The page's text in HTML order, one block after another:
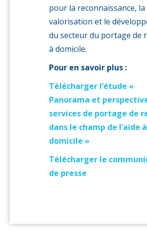
pour la reconnaissance, la
valorisation et le
du secteur du portage de
à domicile.
Pour en savoir plus :
Télécharger l’étude «
Panorama et
services de portage de
dans le champ de l’aide à
domicile »
Télécharger le
de presse